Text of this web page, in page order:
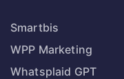
Smartbis
WPP Marketing
Whatsplaid GPT